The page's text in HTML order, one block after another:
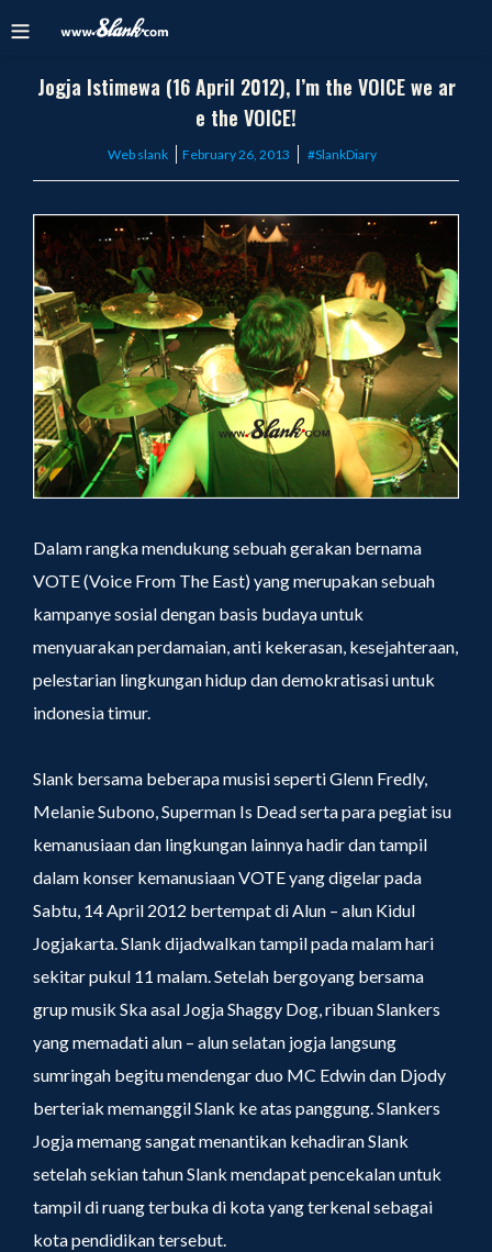
Jogja Istimewa (16 April 2012), I’m the VOICE we ar
e the VOICE!
Web slank
Posted
February 26, 2013 #SlankDiary
Dalam rangka mendukung sebuah gerakan bernama
VOTE (Voice From The East) yang merupakan sebuah
kampanye sosial dengan basis budaya untuk
menyuarakan perdamaian, anti kekerasan, kesejahteraan,
pelestarian lingkungan hidup dan demokratisasi untuk
indonesia timur.
Slank bersama beberapa musisi seperti Glenn Fredly,
Melanie Subono, Superman Is Dead serta para pegiat isu
kemanusiaan dan lingkungan lainnya hadir dan tampil
dalam konser kemanusiaan VOTE yang digelar pada
Sabtu, 14 April 2012 bertempat di Alun – alun Kidul
Jogjakarta. Slank dijadwalkan tampil pada malam hari
sekitar pukul 11 malam. Setelah bergoyang bersama
grup musik Ska asal Jogja Shaggy Dog, ribuan Slankers
yang memadati alun – alun selatan jogja langsung
sumringah begitu mendengar duo MC Edwin dan Djody
berteriak memanggil Slank ke atas panggung. Slankers
Jogja memang sangat menantikan kehadiran Slank
setelah sekian tahun Slank mendapat pencekalan untuk
tampil di ruang terbuka di kota yang terkenal sebagai
kota pendidikan tersebut.